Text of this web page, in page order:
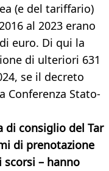
(e del tariffario)
al 2023 erano
euro. Di qui la
di ulteriori 631
se il decreto
Conferenza Stato-
di consiglio del Tar
di prenotazione
– hanno